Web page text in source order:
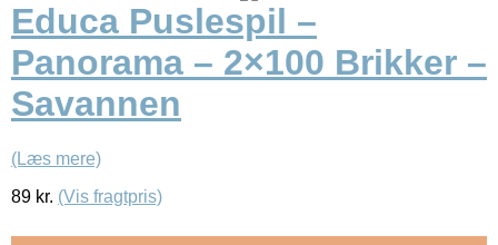
Educa Puslespil –
Panorama – 2×100 Brikker –
Savannen
(Læs mere)
89 kr. (Vis fragtpris)